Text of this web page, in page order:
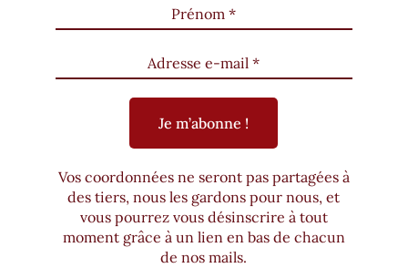
Vos coordonnées ne seront pas partagées à
des tiers, nous les gardons pour nous, et
vous pourrez vous désinscrire à tout
moment grâce à un lien en bas de chacun
de nos mails.